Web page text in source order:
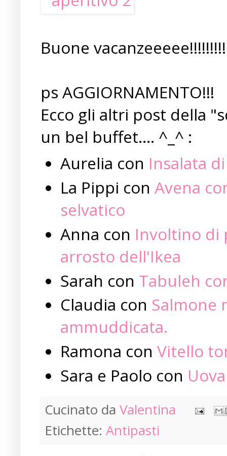
Buone
ps AGGIORNAMENTO!!!
Ecco gli altri post della
un bel buffet.... ^_^ :
Aurelia con Insalata
La Pippi con Avena
selvatico
Anna con Involtino di
arrosto dell'Ikea
Sarah con Tabuleh
Claudia con Salmone
ammuddicata.
Ramona con Vitello
Sara e Paolo con
Cucinato da Valentina
Etichette: Antipasti